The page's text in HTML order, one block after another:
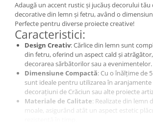
Adaugă un accent rustic și jucăuș decorului tău
decorative din lemn și fetru, având o
Perfecte pentru diverse proiecte creative!
Caracteristici:
Design Creativ: Cărlice din lemn sunt
din fetru, oferind un aspect cald și
decorarea sărbătorilor sau a evenimentelor.
Dimensiune Compactă: Cu o înălțime de
sunt ideale pentru utilizarea în
decorațiuni de Crăciun sau alte proiecte
Materiale de Calitate: Realizate din lemn
moale, asigurând atât un aspect estetic